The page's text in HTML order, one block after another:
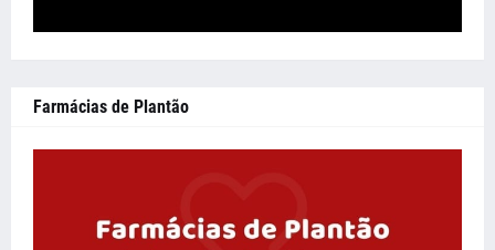
Farmácias de Plantão